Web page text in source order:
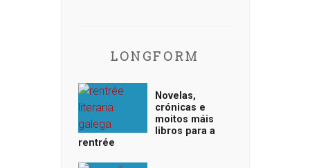
LONGFORM
Novelas,
crónicas e
moitos máis
libros para a
rentrée